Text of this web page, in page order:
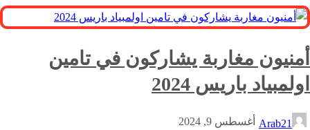
أمنيون مغاربة يشاركون في تامين
اولمبياد باريس 2024
Arab21 أغسطس 9, 2024